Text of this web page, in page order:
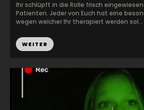
Ihr schlüpft in die Rolle frisch
Patienten. Jeder von Euch hat eine
wegen welcher Ihr therapiert werden sol...
WEITER